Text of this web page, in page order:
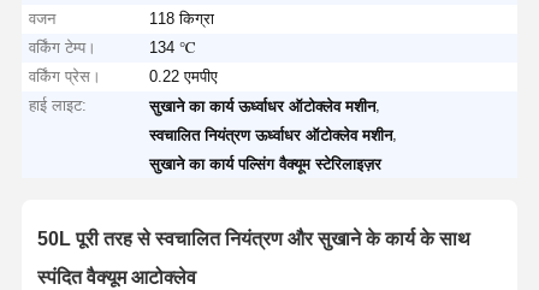
वजन
118 किग्रा
वर्किंग टेम्प।
134 ℃
वर्किंग प्रेस।
0.22 एमपीए
हाई लाइट:
सुखाने का कार्य ऊर्ध्वाधर ऑटोक्लेव मशीन,
स्वचालित नियंत्रण ऊर्ध्वाधर ऑटोक्लेव मशीन,
सुखाने का कार्य पल्सिंग वैक्यूम स्टेरिलाइज़र
50L पूरी तरह से स्वचालित नियंत्रण और सुखाने के कार्य के साथ
स्पंदित वैक्यूम आटोक्लेव